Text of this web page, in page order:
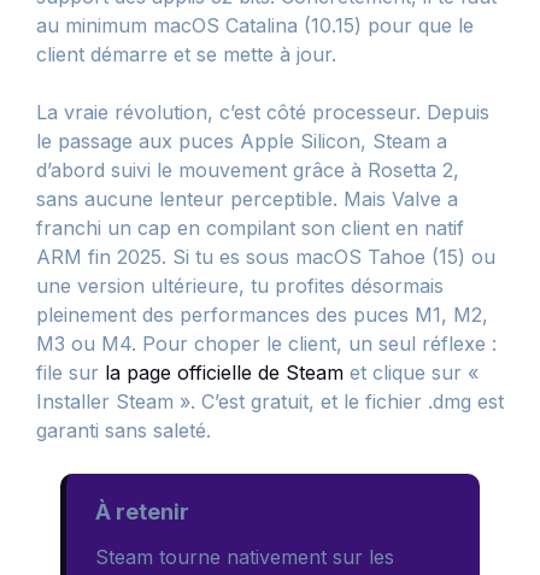
au minimum macOS Catalina (10.15) pour que le
client démarre et se mette à jour.
La vraie révolution, c’est côté processeur. Depuis
le passage aux puces Apple Silicon, Steam a
d’abord suivi le mouvement grâce à Rosetta 2,
sans aucune lenteur perceptible. Mais Valve a
franchi un cap en compilant son client en natif
ARM fin 2025. Si tu es sous macOS Tahoe (15) ou
une version ultérieure, tu profites désormais
pleinement des performances des puces M1, M2,
M3 ou M4. Pour choper le client, un seul réflexe :
file sur la page officielle de Steam et clique sur «
Installer Steam ». C’est gratuit, et le fichier .dmg est
garanti sans saleté.
À retenir
Steam tourne nativement sur les